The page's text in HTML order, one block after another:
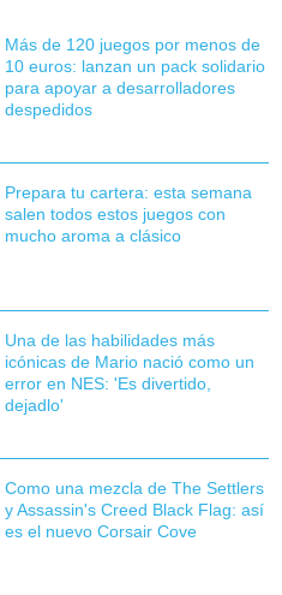
Más de 120 juegos por menos de
10 euros: lanzan un pack solidario
para apoyar a desarrolladores
despedidos
Prepara tu cartera: esta semana
salen todos estos juegos con
mucho aroma a clásico
Una de las habilidades más
icónicas de Mario nació como un
error en NES: 'Es divertido,
dejadlo'
Como una mezcla de The Settlers
y Assassin's Creed Black Flag: así
es el nuevo Corsair Cove